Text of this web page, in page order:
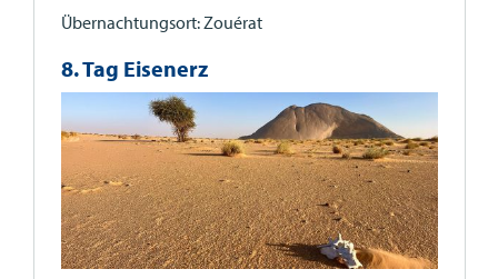
Übernachtungsort: Zouérat
8. Tag Eisenerz